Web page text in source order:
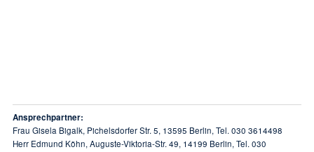
Ansprechpartner:
Frau Gisela Bigalk, Pichelsdorfer Str. 5, 13595 Berlin, Tel. 030 3614498
Herr Edmund Köhn, Auguste-Viktoria-Str. 49, 14199 Berlin, Tel. 030